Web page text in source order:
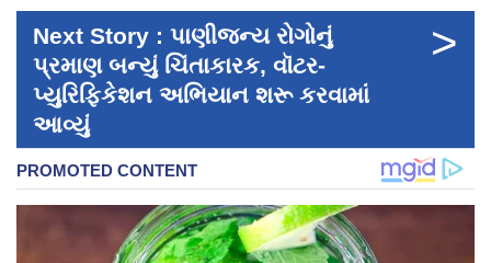
Next Story : પાણીજન્ય રોગોનું
પ્રમાણ બન્યું ચિંતાકારક, વૉટર-
પ્યુરિફિકેશન અભિયાન શરૂ કરવામાં
આવ્યું
>